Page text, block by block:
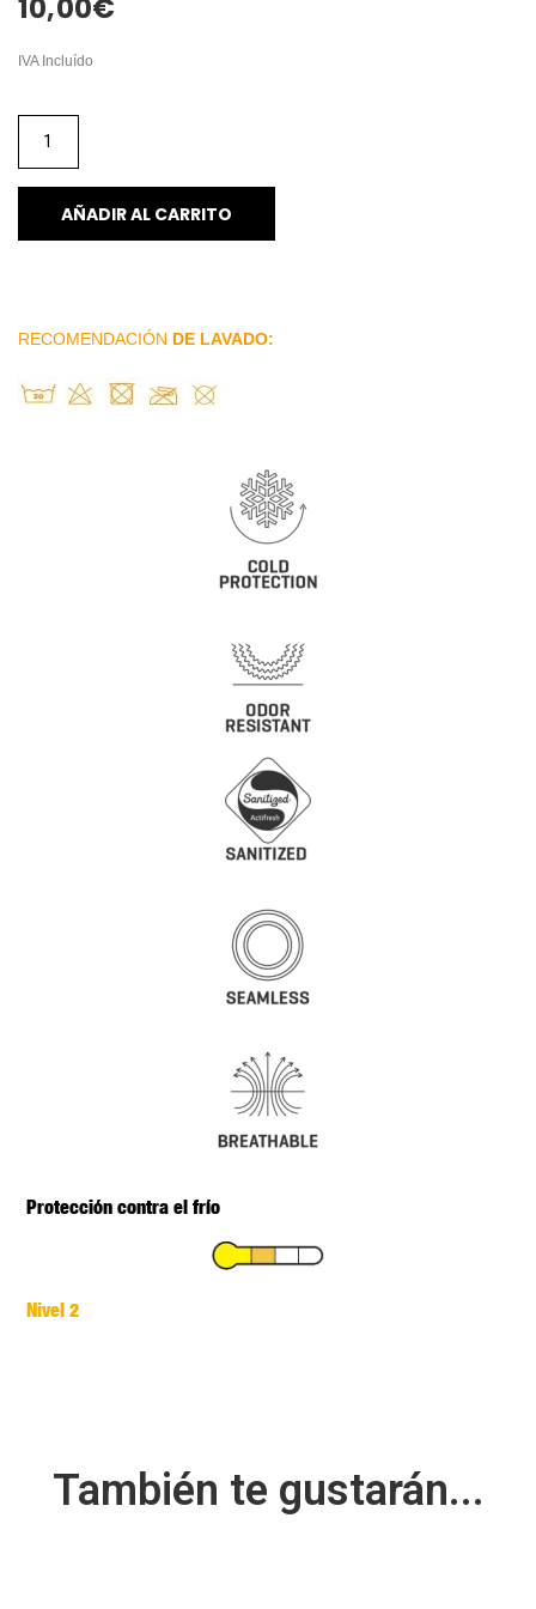
10,00€
IVA Incluído
AÑADIR AL CARRITO
RECOMENDACIÓN DE LAVADO:
Protección contra el frío
Nivel 2
También te gustarán...